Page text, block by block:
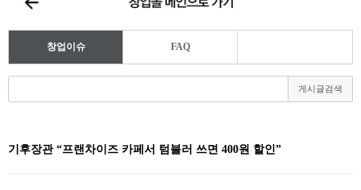
창업이슈 FAQ
게시글검색
기후장관 “프랜차이즈 카페서 텀블러 쓰면 400원 할인”